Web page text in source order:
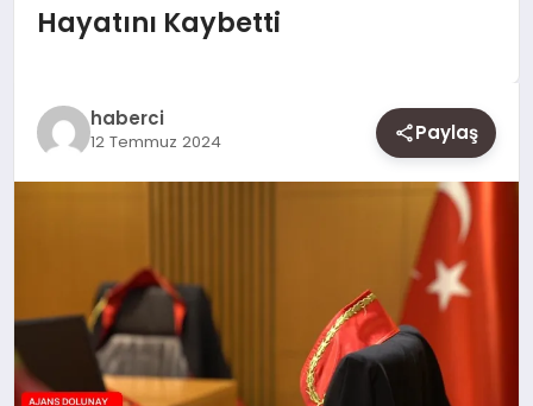
GÜNCEL
SAĞLIK
YAŞAM
Hayatını Kaybetti
haberci
12 Temmuz 2024 Paylaş